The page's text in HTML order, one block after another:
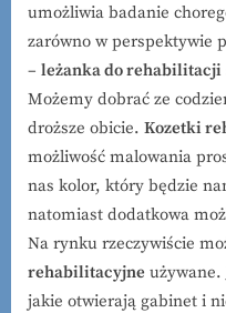
umożliwia badanie
zarówno w perspektywie
– leżanka do rehabilitacji
Możemy dobrać ze
droższe obicie. Kozetki
możliwość malowania
nas kolor, który będzie
natomiast dodatkowa
Na rynku rzeczywiście
rehabilitacyjne używane.
jakie otwierają gabinet i